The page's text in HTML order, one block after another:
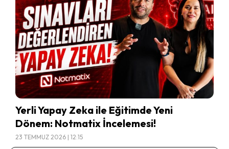
Yerli Yapay Zeka ile Eğitimde Yeni
Dönem: Notmatix İncelemesi!
23 TEMMUZ 2026 | 12:15